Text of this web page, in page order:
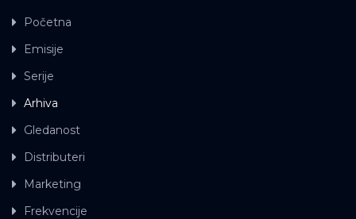
Početna
Emisije
Serije
Arhiva
Gledanost
Distributeri
Marketing
Frekvencije